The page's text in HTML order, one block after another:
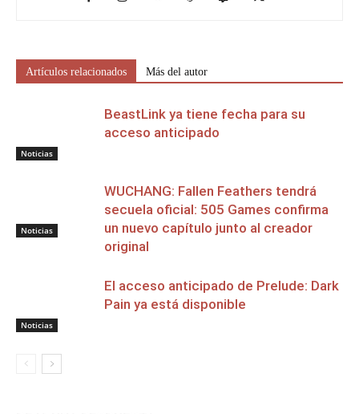
Artículos relacionados Más del autor
Noticias
BeastLink ya tiene fecha para su
acceso anticipado
Noticias
WUCHANG: Fallen Feathers tendrá
secuela oficial: 505 Games confirma
un nuevo capítulo junto al creador
original
Noticias
El acceso anticipado de Prelude: Dark
Pain ya está disponible